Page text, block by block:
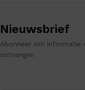
Nieuwsbrief
Abonneer om informatie
ontvangen